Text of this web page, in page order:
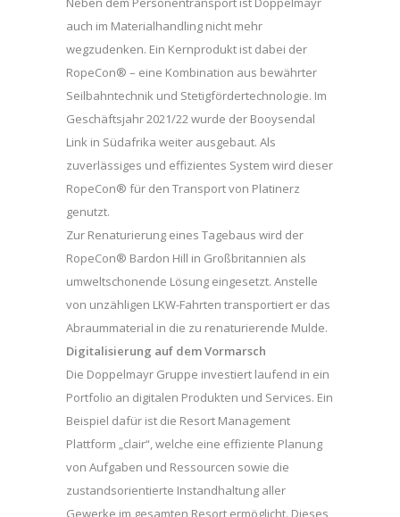
auch im Materialhandling nicht mehr
wegzudenken. Ein Kernprodukt ist dabei der
RopeCon® – eine Kombination aus bewährter
Seilbahntechnik und Stetigfördertechnologie. Im
Geschäftsjahr 2021/22 wurde der Booysendal
Link in Südafrika weiter ausgebaut. Als
zuverlässiges und effizientes System wird dieser
RopeCon® für den Transport von Platinerz
genutzt.
Zur Renaturierung eines Tagebaus wird der
RopeCon® Bardon Hill in Großbritannien als
umweltschonende Lösung eingesetzt. Anstelle
von unzähligen LKW-Fahrten transportiert er das
Abraummaterial in die zu renaturierende Mulde.
Digitalisierung auf dem Vormarsch
Die Doppelmayr Gruppe investiert laufend in ein
Portfolio an digitalen Produkten und Services. Ein
Beispiel dafür ist die Resort Management
Plattform „clair“, welche eine effiziente Planung
von Aufgaben und Ressourcen sowie die
zustandsorientierte Instandhaltung aller
Gewerke im gesamten Resort ermöglicht. Dieses